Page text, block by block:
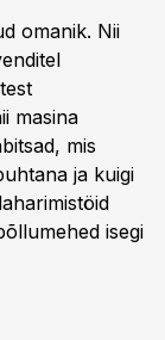
omanik. Nii
masina
mis
ja kuigi
isegi